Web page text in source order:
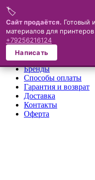
Меню
×
О компании
Каталог
Бренды
Способы оплаты
Гарантия и возврат
Доставка
Контакты
Оферта
🏷️
Сайт продаётся. Готовый
материалов для
+79256216124
Написать